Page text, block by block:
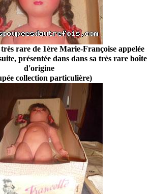
rare de 1ère Marie-Françoise appelée
présentée dans dans sa très rare boîte
d'origine
collection particulière)